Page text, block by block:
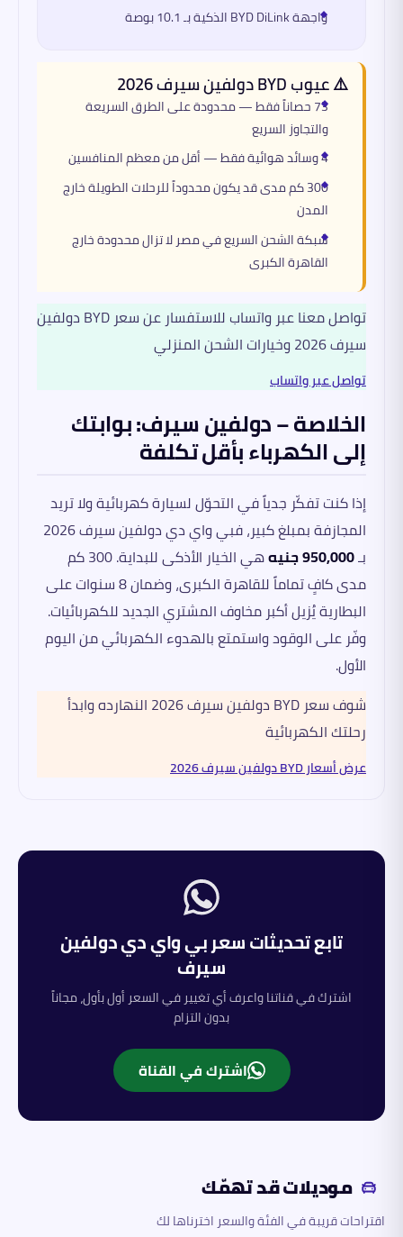
واجهة BYD DiLink الذكية بـ 10.1 بوصة
⚠️ عيوب BYD دولفين سيرف 2026
73 حصاناً فقط — محدودة على الطرق السريعة
والتجاوز السريع
4 وسائد هوائية فقط — أقل من معظم المنافسين
300 كم مدى قد يكون محدوداً للرحلات الطويلة خارج
المدن
شبكة الشحن السريع في مصر لا تزال محدودة خارج
القاهرة الكبرى
تواصل معنا عبر واتساب للاستفسار عن سعر BYD دولفين
سيرف 2026 وخيارات الشحن المنزلي
تواصل عبر واتساب
الخلاصة – دولفين سيرف: بوابتك
إلى الكهرباء بأقل تكلفة
إذا كنت تفكّر جدياً في التحوّل لسيارة كهربائية ولا تريد
المجازفة بمبلغ كبير، فبي واي دي دولفين سيرف 2026
بـ950,000 جنيه
هي الخيار الأذكى للبداية. 300 كم
مدى كافٍ تماماً للقاهرة الكبرى، وضمان 8 سنوات على
البطارية يُزيل أكبر مخاوف المشتري الجديد للكهربائيات.
وفّر على الوقود واستمتع بالهدوء الكهربائي من اليوم
الأول.
شوف سعر BYD دولفين سيرف 2026 النهارده وابدأ
رحلتك الكهربائية
عرض أسعار BYD دولفين سيرف 2026
تابع تحديثات سعربي واي ديدولفين
سيرف
اشترك في قناتنا واعرف أي تغيير في السعر أول بأول، مجاناً
بدون التزام
اشترك في القناة
موديلات قد تهمّك
اقتراحات قريبة في الفئة والسعر اخترناها لك